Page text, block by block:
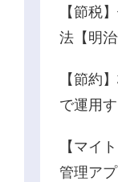
【節税
法【明
【節約
で運用
【マイ
管理ア